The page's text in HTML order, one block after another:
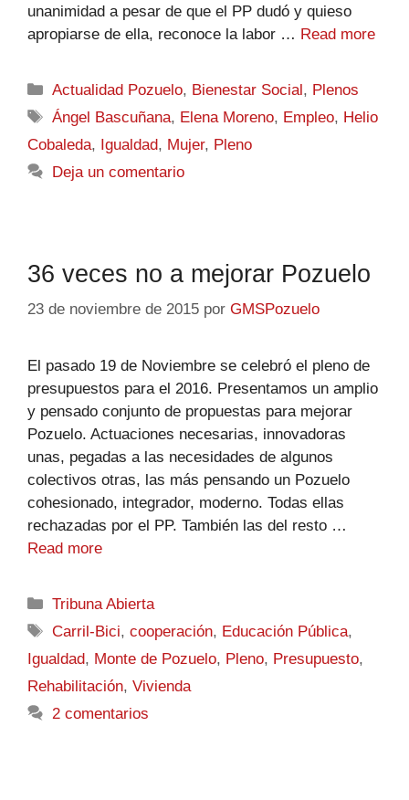
unanimidad a pesar de que el PP dudó y quieso
apropiarse de ella, reconoce la labor … Read more
Actualidad Pozuelo, Bienestar Social, Plenos
Ángel Bascuñana, Elena Moreno, Empleo, Helio
Cobaleda, Igualdad, Mujer, Pleno
Deja un comentario
36 veces no a mejorar Pozuelo
23 de noviembre de 2015 por GMSPozuelo
El pasado 19 de Noviembre se celebró el pleno de
presupuestos para el 2016. Presentamos un amplio
y pensado conjunto de propuestas para mejorar
Pozuelo. Actuaciones necesarias, innovadoras
unas, pegadas a las necesidades de algunos
colectivos otras, las más pensando un Pozuelo
cohesionado, integrador, moderno. Todas ellas
rechazadas por el PP. También las del resto …
Read more
Tribuna Abierta
Carril-Bici,cooperación, Educación Pública,
Igualdad, Monte de Pozuelo, Pleno, Presupuesto,
Rehabilitación, Vivienda
2 comentarios